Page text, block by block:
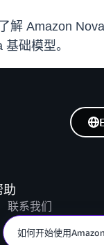
解 Amazon
础模型。
助
联系我们
提交支持工单
如何开始使用